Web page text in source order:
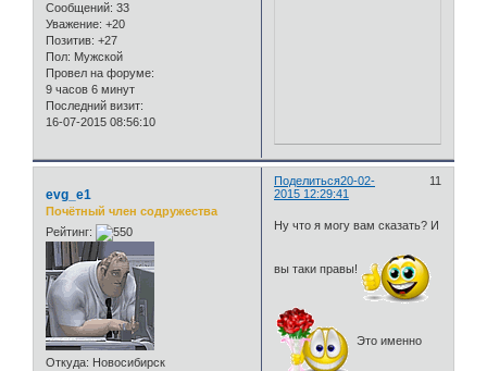
Сообщений: 33
Уважение: +20
Позитив: +27
Пол: Мужской
Провел на форуме:
9 часов 6 минут
Последний визит:
16-07-2015 08:56:10
Поделиться 11
20-02-
2015 12:29:41
evg_e1
Почётный член содружества
Рейтинг:
Откуда: Новосибирск
Ну что я могу вам сказать? И
вы таки правы!
Это именно